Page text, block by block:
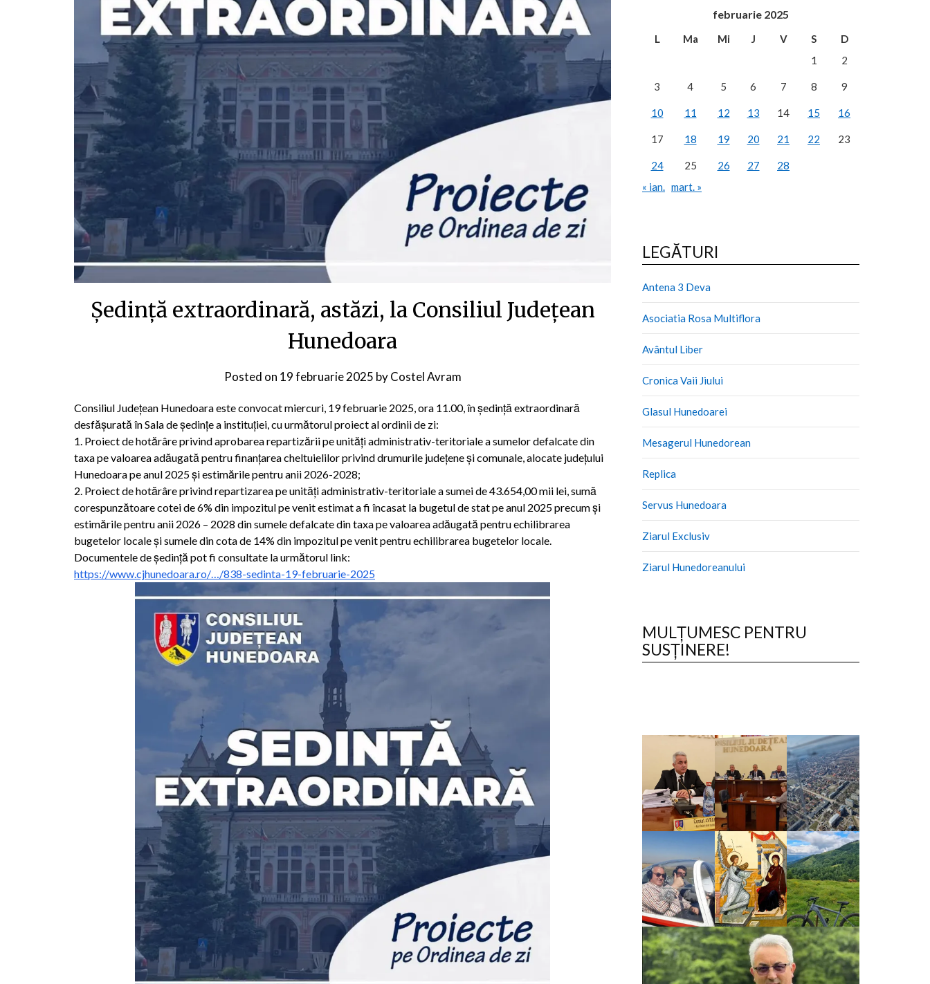
Ședință extraordinară, astăzi, la Consiliul Județean
Hunedoara
Posted on 19 februarie 2025 byCostel Avram
Consiliul Județean Hunedoara este convocat miercuri, 19 februarie 2025, ora 11.00, în ședință extraordinară
desfășurată în Sala de ședințe a instituției, cu următorul proiect al ordinii de zi:
1. Proiect de hotărâre privind aprobarea repartizării pe unități administrativ-teritoriale a sumelor defalcate din
taxa pe valoarea adăugată pentru finanțarea cheltuielilor privind drumurile județene și comunale, alocate județului
Hunedoara pe anul 2025 și estimările pentru anii 2026-2028;
2. Proiect de hotărâre privind repartizarea pe unități administrativ-teritoriale a sumei de 43.654,00 mii lei, sumă
corespunzătoare cotei de 6% din impozitul pe venit estimat a fi încasat la bugetul de stat pe anul 2025 precum și
estimările pentru anii 2026 – 2028 din sumele defalcate din taxa pe valoarea adăugată pentru echilibrarea
bugetelor locale și sumele din cota de 14% din impozitul pe venit pentru echilibrarea bugetelor locale.
Documentele de ședință pot fi consultate la următorul link:
https://www.cjhunedoara.ro/…/838-sedinta-19-februarie-2025
februarie 2025
L Ma Mi J V S
D
1
2
3 4 5 6 7 8 9
10 11 12 13 14 15 16
17 18 19 20 21 22 23
24 25 26 27
28
« ian. mart. »
LEGĂTURI
Antena 3 Deva
Asociatia Rosa Multiflora
Avântul Liber
Cronica Vaii Jiului
Glasul Hunedoarei
Mesagerul Hunedorean
Replica
Servus Hunedoara
Ziarul Exclusiv
Ziarul Hunedoreanului
MULȚUMESC PENTRU
SUSȚINERE!